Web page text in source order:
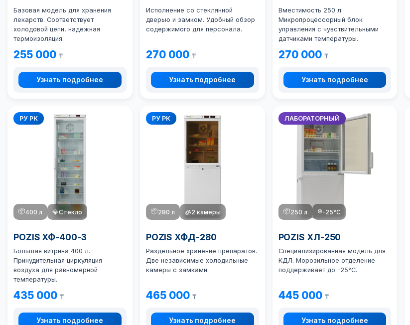
Базовая модель для хранения
лекарств. Соответствует
холодовой цепи, надежная
термоизоляция.
255 000 ₸
Узнать подробнее
Исполнение со стеклянной
дверью и замком. Удобный обзор
содержимого для персонала.
270 000 ₸
Узнать подробнее
Вместимость 250 л.
Микропроцессорный блок
управления с чувствительными
датчиками температуры.
270 000 ₸
Узнать подробнее
РУ РК
📦400 л 💎Стекло
POZIS ХФ-400-3
Большая витрина 400 л.
Принудительная циркуляция
воздуха для равномерной
температуры.
435 000 ₸
Узнать подробнее
РУ РК
📦280 л 🧊2 камеры
POZIS ХФД-280
Раздельное хранение препаратов.
Две независимые холодильные
камеры с замками.
465 000 ₸
Узнать подробнее
ЛАБОРАТОРНЫЙ
📦250 л ❄️-25°C
POZIS ХЛ-250
Специализированная модель для
КДЛ. Морозильное отделение
поддерживает до -25°C.
445 000 ₸
Узнать подробнее